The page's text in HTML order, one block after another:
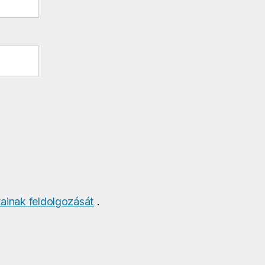
feldolgozását .